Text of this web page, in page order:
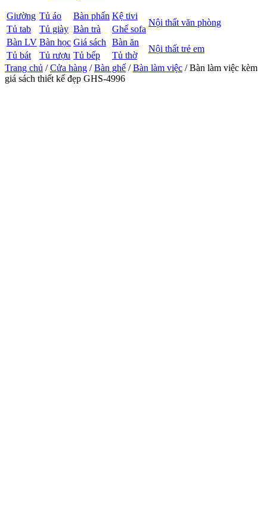
Giường Tủ áo Bàn phấn Kệ tivi
Nội thất văn phòng
Tủ tab Tủ giày Bàn trà
Ghế sofa
Bàn LV Bàn học Giá sách Bàn ăn
Nội thất trẻ em
Tủ bát Tủ rượu Tủ bếp
Tủ thờ
Trang chủ /Cửa hàng /Bàn ghế /Bàn làm việc / Bàn làm việc kèm
giá sách thiết kế đẹp GHS-4996